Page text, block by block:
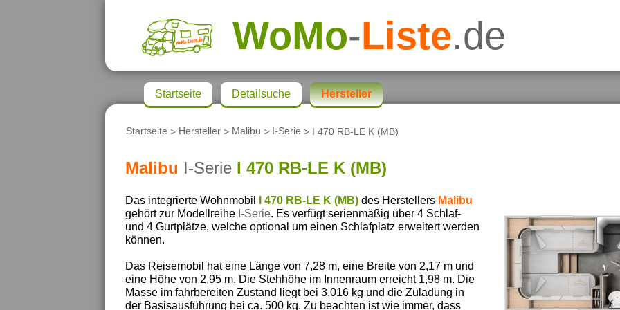
WoMo-Liste.de
Startseite > Hersteller > Malibu > I-Serie > I 470 RB-LE K (MB)
Malibu I-Serie I 470 RB-LE K (MB)
Das integrierte Wohnmobil I 470 RB-LE K (MB)des Herstellers Malibu
gehört zur Modellreihe I-Serie. Es verfügt serienmäßig über 4 Schlaf-
und 4 Gurtplätze, welche optional um einen Schlafplatz erweitert werden
können.
Das Reisemobil hat eine Länge von 7,28 m, eine Breite von 2,17 m und
eine Höhe von 2,95 m. Die Stehhöhe im Innenraum erreicht 1,98 m. Die
Masse im fahrbereiten Zustand liegt bei 3.016 kg und die Zuladung in
der Basisausführung bei ca. 500 kg. Zu beachten ist wie immer, dass
Startseite Detailsuche Hersteller